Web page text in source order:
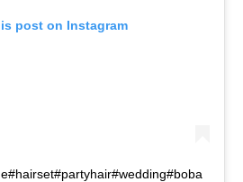
post on Instagram